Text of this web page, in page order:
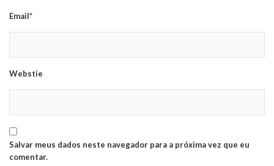
Email*
Webstie
Salvar meus dados neste navegador para a próxima vez que eu
comentar.